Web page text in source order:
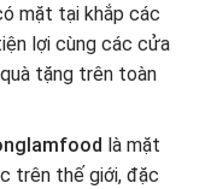
mặt tại khắp các
lợi cùng các cửa
tặng trên toàn
là mặt
trên thế giới, đặc